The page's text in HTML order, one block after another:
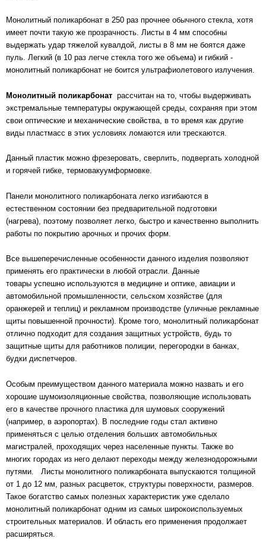
Монолитный поликарбонат в 250 раз прочнее обычного стекла, хотя
имеет почти такую же прозрачность. Листы в 4 мм способны
выдержать удар тяжелой кувалдой, листы в 8 мм не боятся даже
пуль. Легкий (в 10 раз легче стекла того же объема) и гибкий -
монолитный поликарбонат не боится ультрафиолетового излучения.
Монолитный поликарбонат рассчитан на то, чтобы выдерживать
экстремальные температуры окружающей среды, сохраняя при этом
свои оптические и механические свойства, в то время как другие
виды пластмасс в этих условиях ломаются или трескаются.
Данный пластик можно фрезеровать, сверлить, подвергать холодной
и горячей гибке, термовакуумформовке.
Панели монолитного поликарбоната легко изгибаются в
естественном состоянии без предварительной подготовки
(нагрева), поэтому позволяет легко, быстро и качественно выполнить
работы по покрытию арочных и прочих форм.
Все вышеперечисленные особенности данного изделия позволяют
применять его практически в любой отрасли. Данные
товары успешно используются в медицине и оптике, авиации и
автомобильной промышленности, сельском хозяйстве (для
оранжерей и теплиц) и рекламном производстве (уличные рекламные
щиты повышенной прочности). Кроме того, монолитный поликарбонат
отлично подходит для создания защитных устройств, будь то
защитные щиты для работников полиции, перегородки в банках,
будки диспетчеров.
Особым преимуществом данного материала можно назвать и его
хорошие шумоизоляционные свойства, позволяющие использовать
его в качестве прочного пластика для шумовых сооружений
(например, в аэропортах). В последние годы стал активно
применяться с целью отделения больших автомобильных
магистралей, проходящих через населенные пункты. Также во
многих городах из него делают переходы между железнодорожными
путями. Листы монолитного поликарбоната выпускаются толщиной
от 1 до 12 мм, разных расцветок, структуры поверхности, размеров.
Такое богатство самых полезных характеристик уже сделало
монолитный поликарбонат одним из самых широкоиспользуемых
строительных материалов. И область его применения продолжает
расширяться.